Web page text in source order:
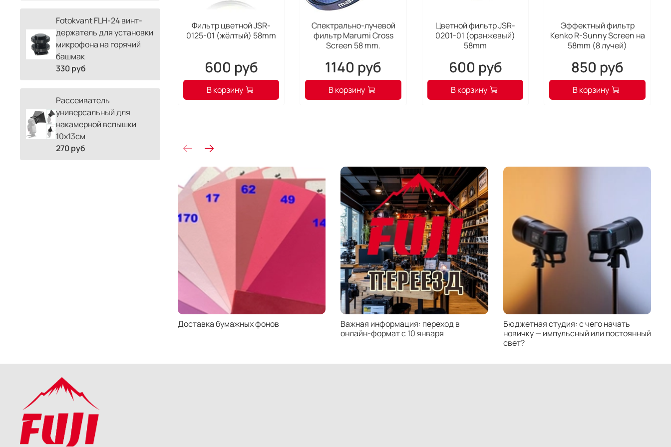
Фильтр цветной JSR-
0125-01 (жёлтый) 58mm
600 руб
В корзину
Спектрально-лучевой
фильтр Marumi Cross
Screen 58 mm.
1140 руб
В корзину
Цветной фильтр JSR-
0201-01 (оранжевый)
58mm
600 руб
В корзину
Эффектный фильтр
Kenko R-Sunny Screen на
58mm (8 лучей)
850 руб
В корзину
Доставка бумажных фонов
Важная информация: переход в
онлайн-формат с 10 января
Бюджетная студия: с чего начать
новичку — импульсный или постоянный
свет?
Fotokvant FLH-24 винт-
держатель для установки
микрофона на горячий
башмак
330 руб
Рассеиватель
универсальный для
накамерной вспышки
10х13см
270 руб